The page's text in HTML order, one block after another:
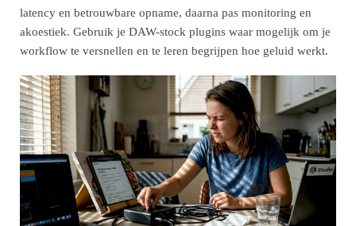
latency en betrouwbare opname, daarna pas monitoring en
akoestiek. Gebruik je DAW-stock plugins waar mogelijk om je
workflow te versnellen en te leren begrijpen hoe geluid werkt.